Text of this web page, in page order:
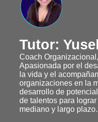
Tutor:
Coach
Apasionada por el
la vida y el
organizaciones en la
desarrollo de
de talentos para
mediano y largo plazo.